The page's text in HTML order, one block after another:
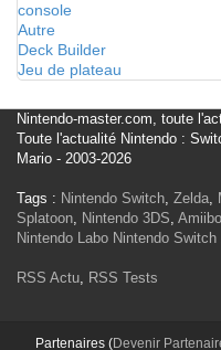
console
Autre
Deck Builder
Jeu de plateau
Nintendo-master.com, toute
Toute l'actualité Nintendo :
Mario - 2003-2026
Tags : Nintendo Switch, Zelda,
Splatoon, Nintendo 3DS, Amiibo
Nintendo Labo Nintendo Switch
RSS Actu, RSS Tests
Partenaires (Devenir